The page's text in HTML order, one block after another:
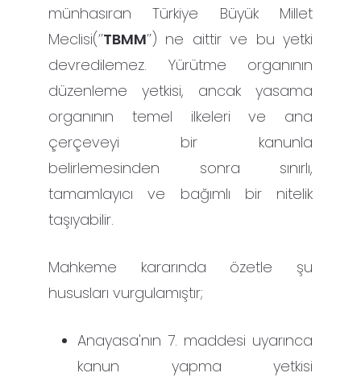
münhasıran Türkiye Büyük Millet
Meclisi(‘’TBMM’’) ne aittir ve bu yetki
devredilemez. Yürütme organının
düzenleme yetkisi, ancak yasama
organının temel ilkeleri ve ana
çerçeveyi bir kanunla
belirlemesinden sonra sınırlı,
tamamlayıcı ve bağımlı bir nitelik
taşıyabilir.
Mahkeme kararında özetle şu
hususları vurgulamıştır;
Anayasa'nın 7. maddesi uyarınca
kanun yapma yetkisi